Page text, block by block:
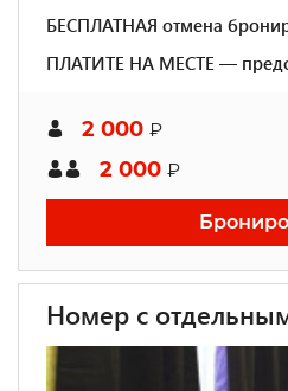
БЕСПЛАТНАЯ отмена
ПЛАТИТЕ НА МЕСТЕ —
2 000 ₽
2 000 ₽
Номер с